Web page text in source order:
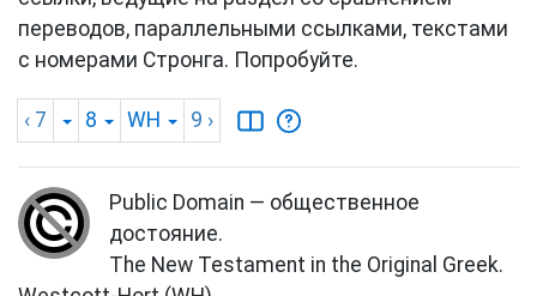
переводов, параллельными ссылками, текстами
с номерами Стронга. Попробуйте.
‹ 7 8 WH 9 ›
Public Domain — общественное
достояние.
The New Testament in the Original Greek.